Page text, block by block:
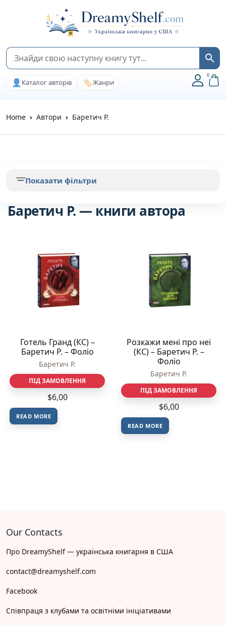
👤 Каталог авторів 🏷️Жанри
0
Home Автори Баретич Р.
Баретич Р. — книги автора
Готель Гранд (КС) –
Баретич Р. – Фоліо
Баретич Р.
ПІД ЗАМОВЛЕННЯ
$6,00
READ MORE
Розкажи менi про неї
(КС) – Баретич Р. –
Фоліо
Баретич Р.
ПІД ЗАМОВЛЕННЯ
$6,00
READ MORE
Показати фільтри
Our Contacts
Про DreamyShelf — українська книгарня в США
contact@dreamyshelf.com
Facebook
Співпраця з клубами та освітніми ініціативами